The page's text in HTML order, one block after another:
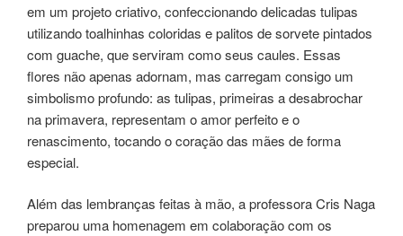
em um projeto criativo, confeccionando delicadas tulipas
utilizando toalhinhas coloridas e palitos de sorvete pintados
com guache, que serviram como seus caules. Essas
flores não apenas adornam, mas carregam consigo um
simbolismo profundo: as tulipas, primeiras a desabrochar
na primavera, representam o amor perfeito e o
renascimento, tocando o coração das mães de forma
especial.
Além das lembranças feitas à mão, a professora Cris Naga
preparou uma homenagem em colaboração com os